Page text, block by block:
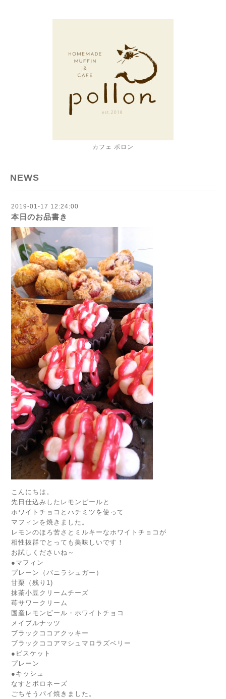
カフェ ポロン
NEWS
2019-01-17 12:24:00
本日のお品書き
こんにちは。
先日仕込みしたレモンピールと
ホワイトチョコとハチミツを使って
マフィンを焼きました。
レモンのほろ苦さとミルキーなホワイトチョコが
相性抜群でとっても美味しいです！
お試しくださいね～
●マフィン
プレーン（バニラシュガー）
甘栗（残り1)
抹茶小豆クリームチーズ
苺サワークリーム
国産レモンピール・ホワイトチョコ
メイプルナッツ
ブラックココアクッキー
ブラックココアマシュマロラズベリー
●ビスケット
プレーン
●キッシュ
なすとボロネーズ
ごちそうパイ焼きました。